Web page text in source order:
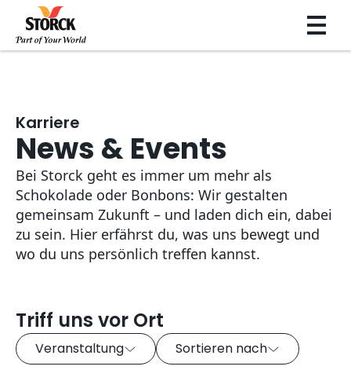
Karriere
News & Events
Bei Storck geht es immer um mehr als
Schokolade oder Bonbons: Wir gestalten
gemeinsam Zukunft – und laden dich ein, dabei
zu sein. Hier erfährst du, was uns bewegt und
wo du uns persönlich treffen kannst.
Triff uns vor Ort
Veranstaltung Sortieren nach